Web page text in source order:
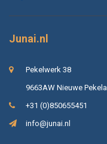
Junai.nl
Pekelwerk 38
9663AW Nieuwe Pekela
+31 (0)850655451
info@junai.nl